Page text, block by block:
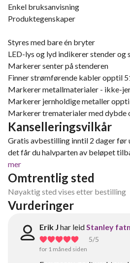
Enkel bruksanvisning
Produktegenskaper
Styres med bare én bryter
LED-lys og lyd indikerer stender
Markerer senter på stenderen
Finner strømførende kabler opptil
Markerer metallmaterialer - ikke-
Markerer jernholdige metaller
Markerer trematerialer med dybde
Kanselleringsvilkår
Gratis avbestilling inntil 2 dager før
det får du halvparten av beløpet
mer
Omtrentlig sted
Nøyaktig sted vises etter bestilling
Vurderinger
Erik J har leidStanley
5/5
for 1 måned siden